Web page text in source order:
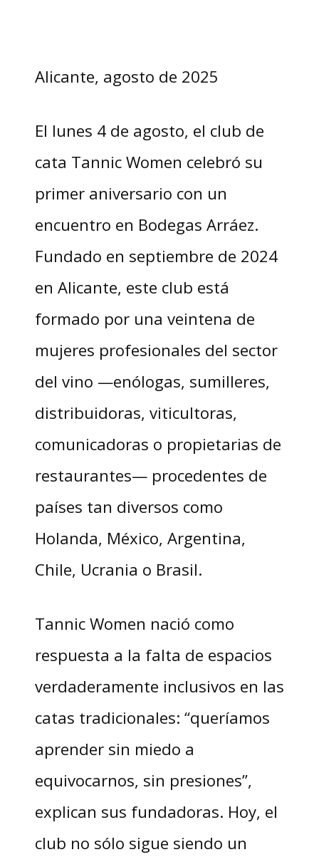
Alicante, agosto de 2025
El lunes 4 de agosto, el club de
cata Tannic Women celebró su
primer aniversario con un
encuentro en Bodegas Arráez.
Fundado en septiembre de 2024
en Alicante, este club está
formado por una veintena de
mujeres profesionales del sector
del vino —enólogas, sumilleres,
distribuidoras, viticultoras,
comunicadoras o propietarias de
restaurantes— procedentes de
países tan diversos como
Holanda, México, Argentina,
Chile, Ucrania o Brasil.
Tannic Women nació como
respuesta a la falta de espacios
verdaderamente inclusivos en las
catas tradicionales: “queríamos
aprender sin miedo a
equivocarnos, sin presiones”,
explican sus fundadoras. Hoy, el
club no sólo sigue siendo un